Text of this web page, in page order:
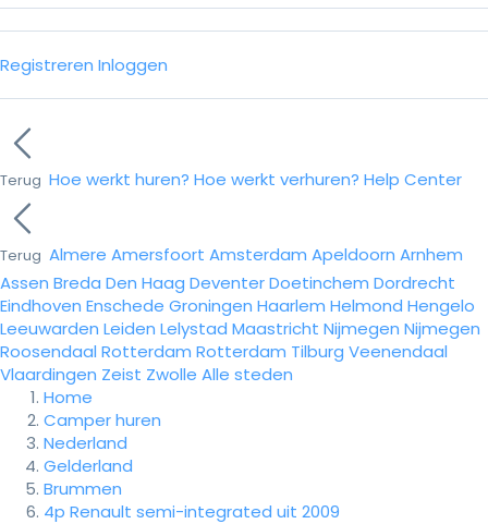
Registreren Inloggen
Terug Hoe werkt huren? Hoe werkt verhuren? Help Center
Terug Almere Amersfoort Amsterdam Apeldoorn Arnhem
Assen Breda Den Haag DeventerDoetinchem Dordrecht
Eindhoven Enschede Groningen Haarlem Helmond Hengelo
Leeuwarden Leiden Lelystad Maastricht Nijmegen Nijmegen
Roosendaal Rotterdam Rotterdam Tilburg Veenendaal
Vlaardingen Zeist Zwolle Alle steden
Home
Camper huren
Nederland
Gelderland
Brummen
4p Renault semi-integrated uit 2009